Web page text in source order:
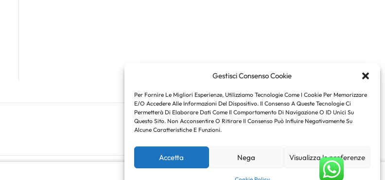
Gestisci Consenso Cookie
Per Fornire Le Migliori Esperienze, Utilizziamo Tecnologie Come I Cookie Per Memorizzare
E/o Accedere Alle Informazioni Del Dispositivo. Il Consenso A Queste Tecnologie Ci
Permetterà Di Elaborare Dati Come Il Comportamento Di Navigazione O ID Unici Su
Questo Sito. Non Acconsentire O Ritirare Il Consenso Può Influire Negativamente Su
Alcune Caratteristiche E Funzioni.
Accetta Nega Visualizza le preferenze